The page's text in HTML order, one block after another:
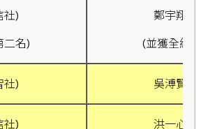
社)
二名)
鄭宇翔(智
(並獲全級第
社) 吳溥賢(智
社) 洪一心(信